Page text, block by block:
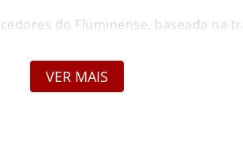
do Fluminense, baseada na
VER MAIS